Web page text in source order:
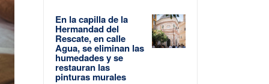
En la capilla de la
Hermandad del
Rescate, en calle
Agua, se eliminan las
humedades y se
restauran las
pinturas murales